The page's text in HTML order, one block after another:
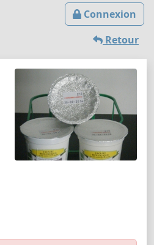
Connexion
Retour